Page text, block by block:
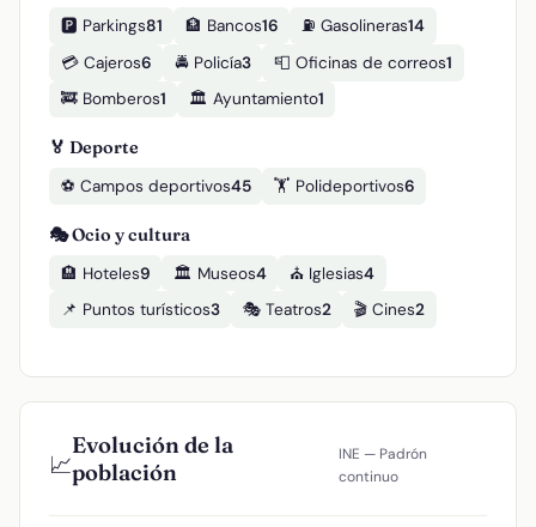
🅿️ Parkings81 🏦 Bancos16 ⛽ Gasolineras14
💳 Cajeros6 🚔 Policía3 📮 Oficinas de correos1
🚒 Bomberos1 🏛️ Ayuntamiento1
🏅 Deporte
⚽ Campos deportivos45 🏋️ Polideportivos6
🎭 Ocio y cultura
🏨 Hoteles9 🏛️ Museos4 ⛪ Iglesias4
📌 Puntos turísticos3 🎭 Teatros2 🎬 Cines2
📈
Evolución de la
población
INE — Padrón
continuo